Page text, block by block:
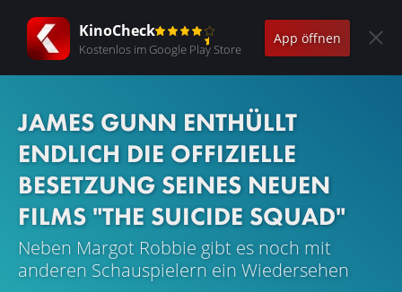
KinoCheck
Kostenlos im Google Play Store
App öffnen
JAMES GUNN ENTHÜLLT
ENDLICH DIE OFFIZIELLE
BESETZUNG SEINES NEUEN
FILMS "THE SUICIDE SQUAD"
Neben Margot Robbie gibt es noch mit
anderen Schauspielern ein Wiedersehen